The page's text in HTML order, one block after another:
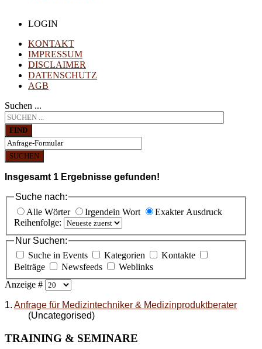
LOGIN
KONTAKT
IMPRESSUM
DISCLAIMER
DATENSCHUTZ
AGB
Suchen ...
FIND
SUCHEN
Insgesamt 1 Ergebnisse gefunden!
Suche nach:
Alle Wörter
Irgendein Wort
Exakter Ausdruck
Reihenfolge:
Nur Suchen:
Suche in Events
Kategorien
Kontakte
Beiträge
Newsfeeds
Weblinks
Anzeige #
1. Anfrage für Medizintechniker & Medizinproduktberater
(Uncategorised)
TRAINING & SEMINARE